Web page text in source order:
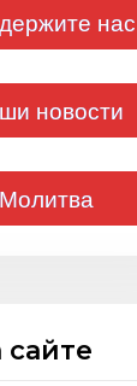
нас
новости
Молитва
сайте